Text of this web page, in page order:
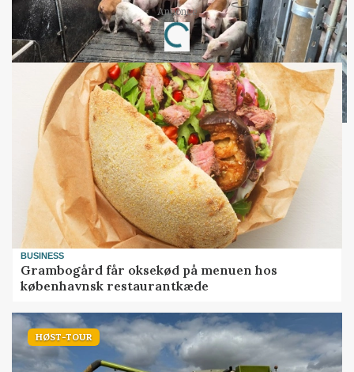
Annonce
Loading...
BUSINESS
Grambogård får oksekød på menuen hos
københavnsk restaurantkæde
HØST-TOUR